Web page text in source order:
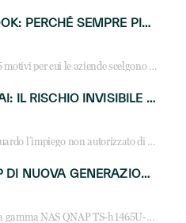
HP PROBOOK: PERCHÉ SEMPRE PIÙ AZIENDE SCELGONO NOTEBOOK PROGETTATI PER IL LAVORO MODERNO
HP ProBook: 5 motivi per cui le aziende scelgono i notebook business HP per migliorare produttività, sicurezza e gestione dell’AI.
SHADOW AI: IL RISCHIO INVISIBILE CHE LE AZIENDE POSSONO GOVERNARE
Shadow AI riguardo l’impiego non autorizzato di sistemi AI all’interno dell’azienda. E’ una pratica che si diffonde a partire dai dipendenti fino ai dirigenti e mette a repentaglio la cybersecurity, con costi più elevati per le organizzazioni. Due recenti report illustrano il fenomeno e forniscono dati in merito
NAS QNAP DI NUOVA GENERAZIONE: PIÙ PRESTAZIONI, SCALABILITÀ E PROTEZIONE DEI DATI PER LE INFRASTRUTTURE IT MODERNE
Scopri la nuova gamma NAS QNAP TS-h1465U-RP, TS-h1065eU e TS-h665U: storage aziendale con ZFS, DDR5, E1.S NVMe e connettività 2.5GbE per backup, virtualizzazione e cybersecurity.